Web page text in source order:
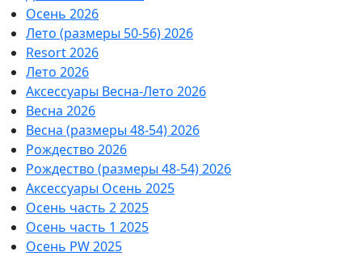
Осень 2026
Лето (размеры 50-56) 2026
Resort 2026
Лето 2026
Аксессуары Весна-Лето 2026
Весна 2026
Весна (размеры 48-54) 2026
Рождество 2026
Рождество (размеры 48-54) 2026
Аксессуары Осень 2025
Осень часть 2 2025
Осень часть 1 2025
Осень PW 2025